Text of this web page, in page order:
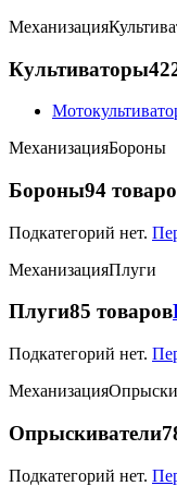
Механизация
Культиваторы
МеханизацияБороны
Бороны94
Подкатегорий нет.
МеханизацияПлуги
Плуги85 товаров
Подкатегорий нет.
Механизация
Опрыскиватели
Подкатегорий нет.